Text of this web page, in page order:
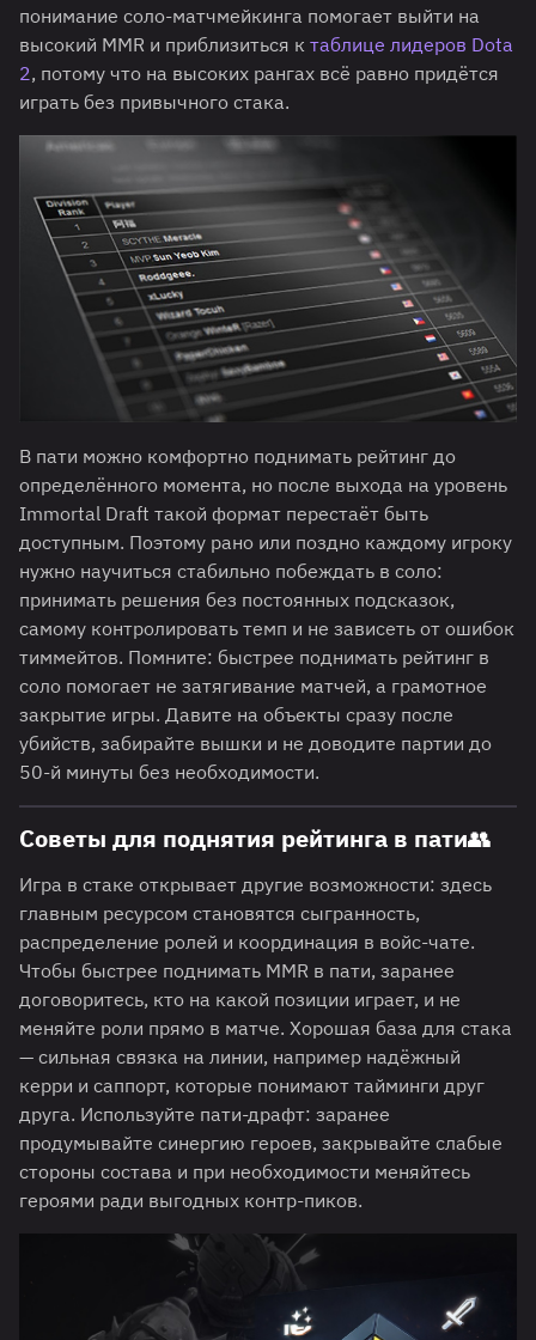
понимание соло-матчмейкинга помогает выйти на
высокий MMR и приблизиться к таблице лидеров Dota
2, потому что на высоких рангах всё равно придётся
играть без привычного стака.
В пати можно комфортно поднимать рейтинг до
определённого момента, но после выхода на уровень
Immortal Draft такой формат перестаёт быть
доступным. Поэтому рано или поздно каждому игроку
нужно научиться стабильно побеждать в соло:
принимать решения без постоянных подсказок,
самому контролировать темп и не зависеть от ошибок
тиммейтов. Помните: быстрее поднимать рейтинг в
соло помогает не затягивание матчей, а грамотное
закрытие игры. Давите на объекты сразу после
убийств, забирайте вышки и не доводите партии до
50-й минуты без необходимости.
Советы для поднятия рейтинга в пати👥
Игра в стаке открывает другие возможности: здесь
главным ресурсом становятся сыгранность,
распределение ролей и координация в войс-чате.
Чтобы быстрее поднимать MMR в пати, заранее
договоритесь, кто на какой позиции играет, и не
меняйте роли прямо в матче. Хорошая база для стака
— сильная связка на линии, например надёжный
керри и саппорт, которые понимают тайминги друг
друга. Используйте пати-драфт: заранее
продумывайте синергию героев, закрывайте слабые
стороны состава и при необходимости меняйтесь
героями ради выгодных контр-пиков.